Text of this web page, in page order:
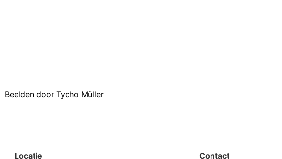
Beelden door Tycho Müller
Locatie Contact